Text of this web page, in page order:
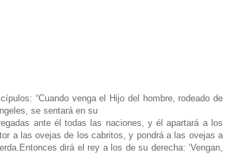
“Cuando venga el Hijo del hombre, rodeado de
se sentará en su
ante él todas las naciones, y él apartará a los
a las ovejas de los cabritos, y pondrá a las ovejas a
dirá el rey a los de su derecha: ‘Vengan,